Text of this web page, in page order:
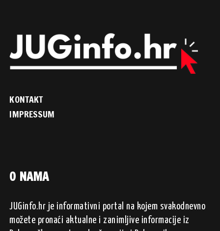
KONTAKT
IMPRESSUM
O NAMA
JUGinfo.hr je informativni portal na kojem svakodnevno
možete pronaći aktualne i zanimljive informacije iz